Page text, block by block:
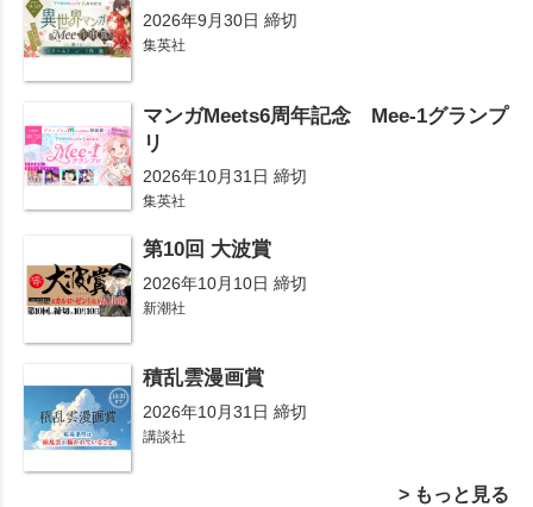
2026年9月30日 締切
集英社
マンガMeets6周年記念 Mee-1グランプ
リ
2026年10月31日 締切
集英社
第10回 大波賞
2026年10月10日 締切
新潮社
積乱雲漫画賞
2026年10月31日 締切
講談社
> もっと見る